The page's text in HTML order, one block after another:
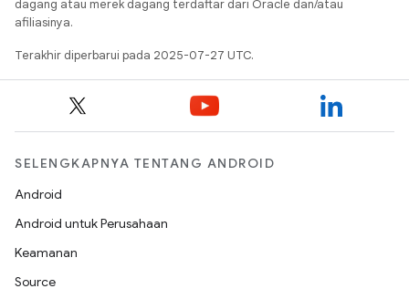
dagang atau merek dagang terdaftar dari Oracle dan/atau
afiliasinya.
Terakhir diperbarui pada 2025-07-27 UTC.
SELENGKAPNYA TENTANG ANDROID
Android
Android untuk Perusahaan
Keamanan
Source